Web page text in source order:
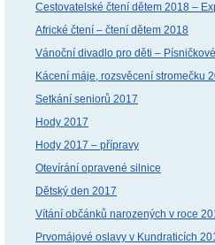
Cestovatelské čtení dětem 2018 –
Africké čtení – čtení dětem 2018
Vánoční divadlo pro děti –
Kácení máje, rozsvěcení stromečku
Setkání seniorů 2017
Hody 2017
Hody 2017 – přípravy
Otevírání opravené silnice
Dětský den 2017
Vítání občánků narozených v roce
Prvomájové oslavy v Kundraticích